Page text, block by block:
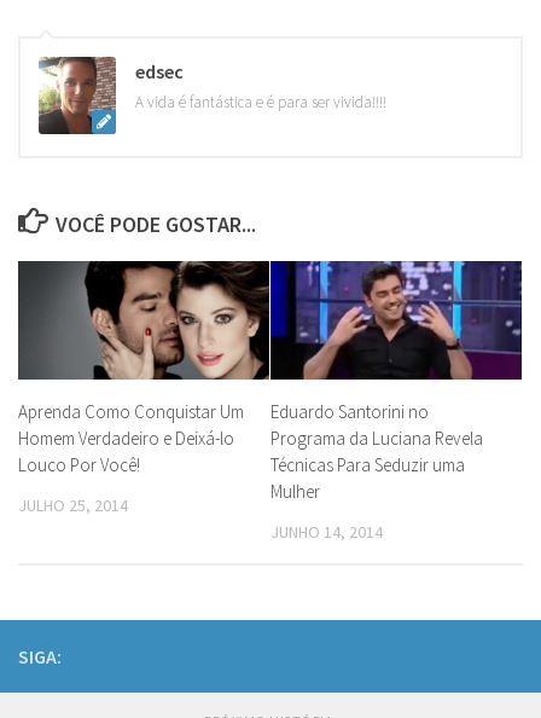
edsec
A vida é fantástica e é para ser vivida!!!!
VOCÊ PODE GOSTAR...
Aprenda Como Conquistar Um
Homem Verdadeiro e Deixá-lo
Louco Por Você!
JULHO 25, 2014
Eduardo Santorini no
Programa da Luciana Revela
Técnicas Para Seduzir uma
Mulher
JUNHO 14, 2014
SIGA: